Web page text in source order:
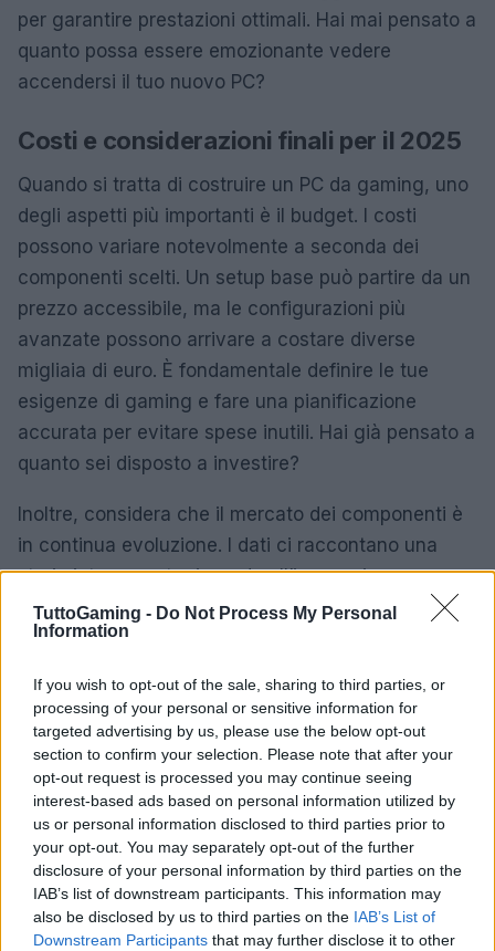
TuttoGaming - Do Not Process My Personal
Information
If you wish to opt-out of the sale, sharing to third parties, or
processing of your personal or sensitive information for
targeted advertising by us, please use the below opt-out
section to confirm your selection. Please note that after your
opt-out request is processed you may continue seeing
interest-based ads based on personal information utilized by
us or personal information disclosed to third parties prior to
your opt-out. You may separately opt-out of the further
disclosure of your personal information by third parties on the
IAB’s list of downstream participants. This information may
also be disclosed by us to third parties on the IAB’s List of
Downstream Participants that may further disclose it to other
per garantire prestazioni ottimali. Hai mai pensato a
quanto possa essere emozionante vedere
accendersi il tuo nuovo PC?
Costi e considerazioni finali per il 2025
Quando si tratta di costruire un PC da gaming, uno
degli aspetti più importanti è il budget. I costi
possono variare notevolmente a seconda dei
componenti scelti. Un setup base può partire da un
prezzo accessibile, ma le configurazioni più
avanzate possono arrivare a costare diverse
migliaia di euro. È fondamentale definire le tue
esigenze di gaming e fare una pianificazione
accurata per evitare spese inutili. Hai già pensato a
quanto sei disposto a investire?
Inoltre, considera che il mercato dei componenti è
in continua evoluzione. I dati ci raccontano una
storia interessante riguardo all’innovazione
tecnologica e alle nuove uscite di prodotti.
Rimanere aggiornato sulle tendenze del settore è
intelligenti.